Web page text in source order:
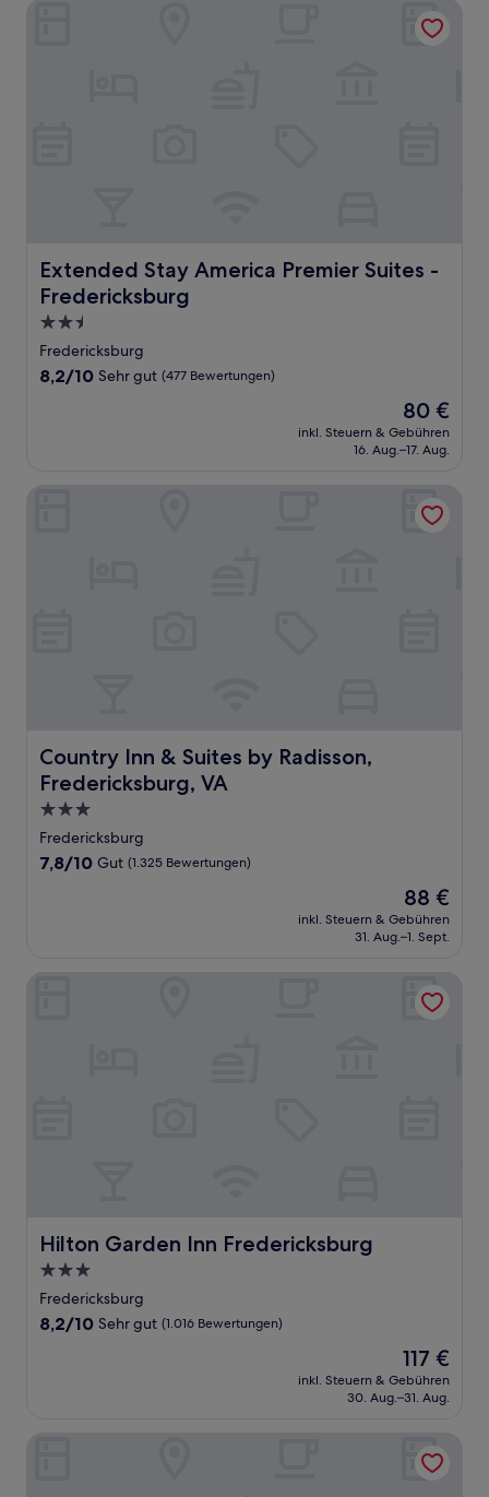
Extended Stay America Premier Suites -
Fredericksburg
Extended Stay America Premier Suites - Fredericksburg
2.5-
Sterne-
Unterkunft
Fredericksburg
8.2
Bewertungen)
8,2/10 Sehr gut (477 Bewertungen)
Der
Preis
beträgt
80 €
inkl. Steuern & Gebühren
16. Aug.–17. Aug.
Extended Stay America Premier Suites - Fredericksburg
Country Inn & Suites by Radisson,
Fredericksburg, VA
Country Inn & Suites by Radisson, Fredericksburg, VA
3.0-
Sterne-
Unterkunft
Fredericksburg
7.8
7,8/10 Gut (1.325 Bewertungen)
Der
Preis
beträgt
88 €
inkl. Steuern & Gebühren
31. Aug.–1. Sept.
Country Inn & Suites by Radisson, Fredericksburg, VA
Hilton Garden Inn Fredericksburg
Hilton Garden Inn Fredericksburg
3.0-
Sterne-
Unterkunft
Fredericksburg
8.2
Bewertungen)
8,2/10 Sehr gut (1.016 Bewertungen)
Der
Preis
beträgt
117 €
inkl. Steuern & Gebühren
30. Aug.–31. Aug.